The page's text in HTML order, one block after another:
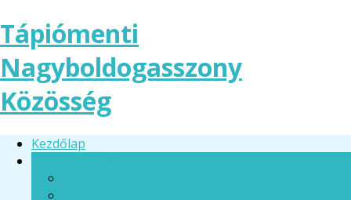
Tápiómenti
Nagyboldogasszony
Közösség
Kezdőlap